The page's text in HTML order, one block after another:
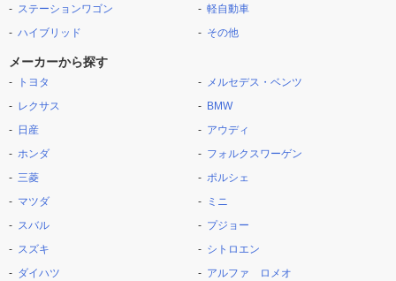
ステーションワゴン
ハイブリッド
軽自動車
その他
メーカーから探す
トヨタ
レクサス
日産
ホンダ
三菱
マツダ
スバル
スズキ
ダイハツ
メルセデス・ベンツ
BMW
アウディ
フォルクスワーゲン
ポルシェ
ミニ
プジョー
シトロエン
アルファ ロメオ